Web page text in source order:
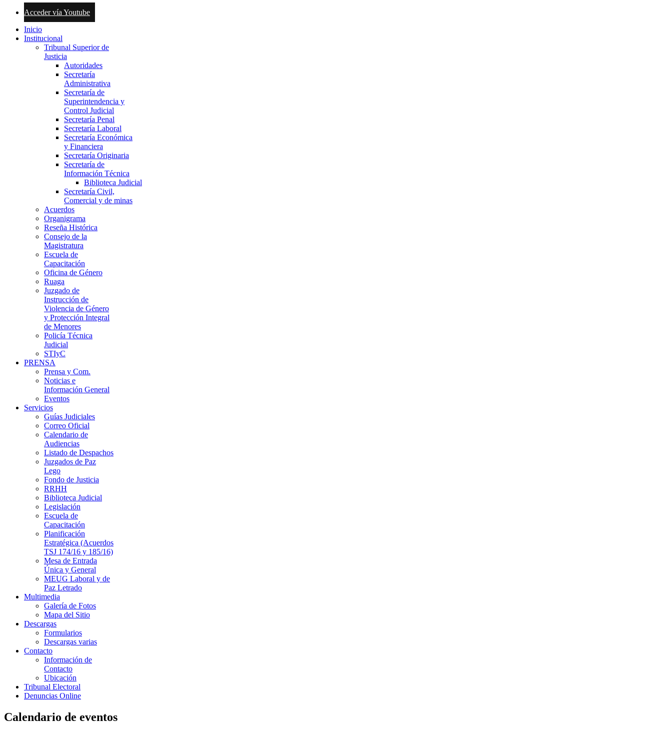
Acceder vía Youtube
Inicio
Institucional
Tribunal Superior de
Justicia
Autoridades
Secretaría
Administrativa
Secretaría de
Superintendencia y
Control Judicial
Secretaría Penal
Secretaría Laboral
Secretaría Económica
y Financiera
Secretaría Originaria
Secretaría de
Información Técnica
Biblioteca Judicial
Secretaría Civil,
Comercial y de minas
Acuerdos
Organigrama
Reseña Histórica
Consejo de la
Magistratura
Escuela de
Capacitación
Oficina de Género
Ruaga
Juzgado de
Instrucción de
Violencia de Género
y Protección Integral
de Menores
Policía Técnica
Judicial
STIyC
PRENSA
Prensa y Com.
Noticias e
Información General
Eventos
Servicios
Guías Judiciales
Correo Oficial
Calendario de
Audiencias
Listado de Despachos
Juzgados de Paz
Lego
Fondo de Justicia
RRHH
Biblioteca Judicial
Legislación
Escuela de
Capacitación
Planificación
Estratégica (Acuerdos
TSJ 174/16 y 185/16)
Mesa de Entrada
Única y General
MEUG Laboral y de
Paz Letrado
Multimedia
Galería de Fotos
Mapa del Sitio
Descargas
Formularios
Descargas varias
Contacto
Información de
Contacto
Ubicación
Tribunal Electoral
Denuncias Online
Calendario de eventos